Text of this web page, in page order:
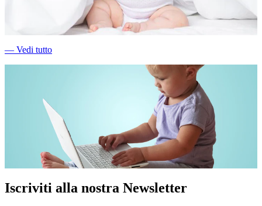
― Vedi tutto
Iscriviti alla nostra Newsletter